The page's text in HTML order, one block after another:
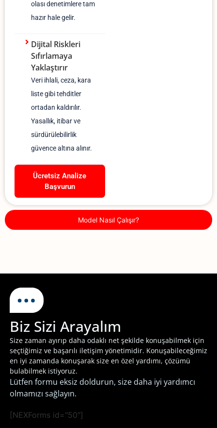
Model Nasıl Çalışır?
olası denetimlere tam
hazır hale gelir.
Dijital Riskleri
Sıfırlamaya
Yaklaştırır
Veri ihlali, ceza, kara
liste gibi tehditler
ortadan kaldırılır.
Yasallık, itibar ve
sürdürülebilirlik
güvence altına alınır.
Ücretsiz Analize
Başvurun
Biz Sizi Arayalım
Size zaman ayırıp daha odaklı net şekilde konuşabilmek için
seçtiğimiz ve başarılı iletişim yönetimidir. Konuşabileceğimiz
en iyi zamanda konuşarak size en özel yardımı, çözümü
bulabilmek istiyoruz.
Lütfen formu eksiz doldurun, size daha iyi yardımcı
olmamızı sağlayın.
[NEXForms id="50"]